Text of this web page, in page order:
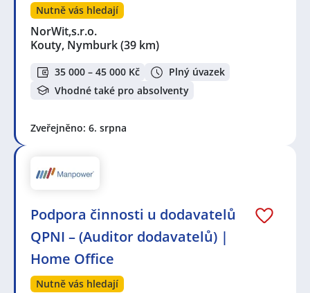
Nutně vás hledají
NorWit,s.r.o.
Kouty, Nymburk(39 km)
35 000 – 45 000 Kč
Plný úvazek
Vhodné také pro absolventy
Zveřejněno: 6. srpna
Podpora činnosti u dodavatelů
QPNI – (Auditor dodavatelů) |
Home Office
Nutně vás hledají